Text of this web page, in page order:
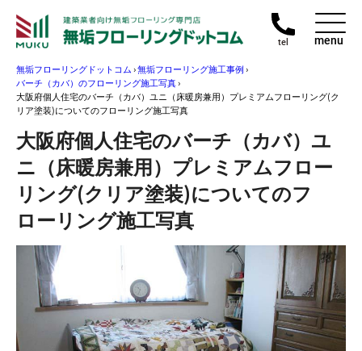
tel menu
無垢フローリングドットコム›無垢フローリング施工事例›
バーチ（カバ）のフローリング施工写真›
大阪府個人住宅のバーチ（カバ）ユニ（床暖房兼用）プレミアムフローリング(ク
リア塗装)についてのフローリング施工写真
大阪府個人住宅のバーチ（カバ）ユ
ニ（床暖房兼用）プレミアムフロー
リング(クリア塗装)についてのフ
ローリング施工写真